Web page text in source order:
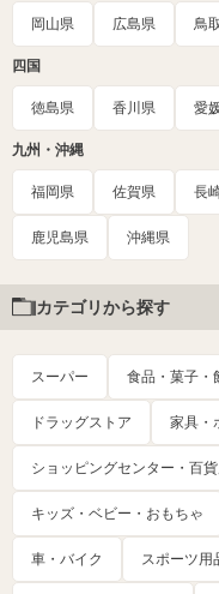
岡山県 広島県 鳥
四国
徳島県 香川県 愛
九州・沖縄
福岡県 佐賀県 長
鹿児島県 沖縄県
カテゴリから探す
スーパー 食品・菓子・
ドラッグストア 家具・
ショッピングセンター・百
キッズ・ベビー・おもちゃ
車・バイク スポーツ用